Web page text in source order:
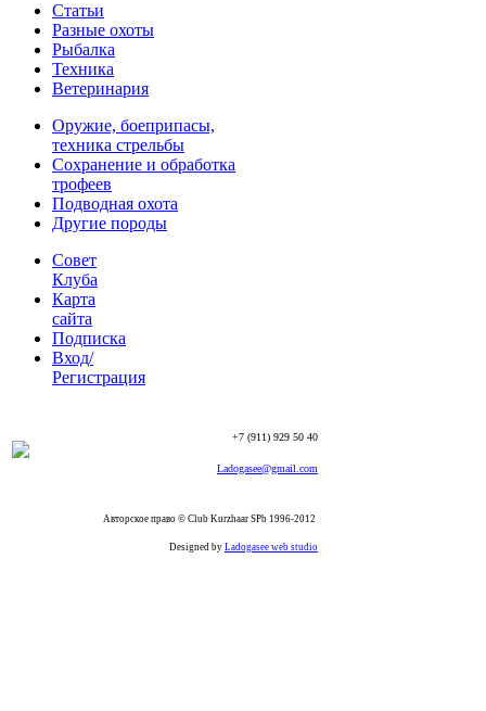
Статьи
Разные охоты
Рыбалка
Техника
Ветеринария
Оружие, боеприпасы,
техника стрельбы
Сохранение и обработка
трофеев
Подводная охота
Другие породы
Совет
Клуба
Карта
сайта
Подписка
Вход/
Регистрация
+7 (911) 929 50 40
Ladogasee@gmail.com
Авторское право © Club Kurzhaar SPb 1996-2012
Designed by Ladogasee web studio